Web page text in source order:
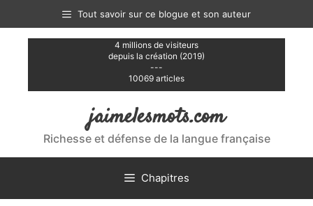
contenu
Tout savoir sur ce blogue et son auteur
4 millions de visiteurs
depuis la création (2019)
---
10069 articles
jaimelesmots.com
Richesse et défense de la langue française
Chapitres